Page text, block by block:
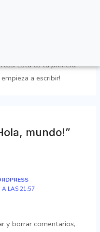
Esta es tu primera
a escribir!
mundo!”
A LAS 21:57
y borrar comentarios,